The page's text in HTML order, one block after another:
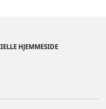
HJEMMESIDE